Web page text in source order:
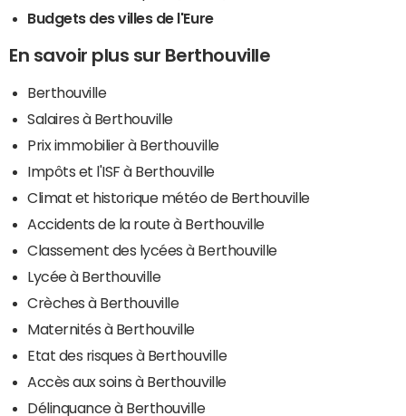
Budgets des villes de l'Eure
En savoir plus sur Berthouville
Berthouville
Salaires à Berthouville
Prix immobilier à Berthouville
Impôts et l'ISF à Berthouville
Climat et historique météo de Berthouville
Accidents de la route à Berthouville
Classement des lycées à Berthouville
Lycée à Berthouville
Crèches à Berthouville
Maternités à Berthouville
Etat des risques à Berthouville
Accès aux soins à Berthouville
Délinquance à Berthouville